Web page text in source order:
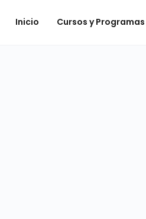
Inicio Cursos y Programas